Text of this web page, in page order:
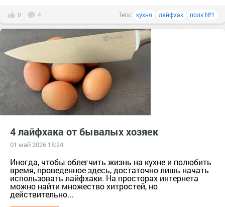
0 4 Теги: кухня лайфхак полк №1
4 лайфхака от бывалых хозяек
01 май 2026 18:24
Иногда, чтобы облегчить жизнь на кухне и полюбить
время, проведенное здесь, достаточно лишь начать
использовать лайфхаки. На просторах интернета
можно найти множество хитростей, но
действительно...